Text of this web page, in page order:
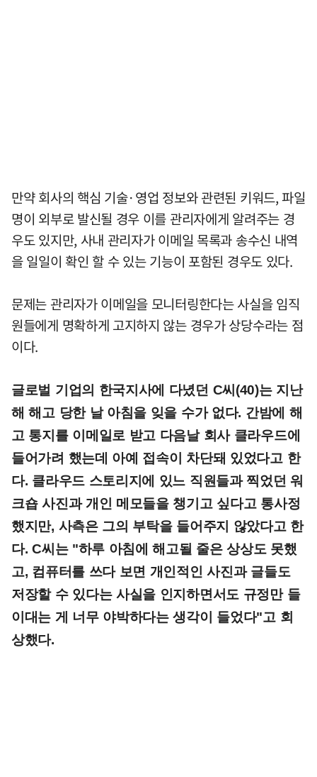
만약 회사의 핵심 기술·영업 정보와 관련된 키워드, 파일
명이 외부로 발신될 경우 이를 관리자에게 알려주는 경
우도 있지만, 사내 관리자가 이메일 목록과 송수신 내역
을 일일이 확인 할 수 있는 기능이 포함된 경우도 있다.
문제는 관리자가 이메일을 모니터링한다는 사실을 임직
원들에게 명확하게 고지하지 않는 경우가 상당수라는 점
이다.
글로벌 기업의 한국지사에 다녔던 C씨(40)는 지난
해 해고 당한 날 아침을 잊을 수가 없다. 간밤에 해
고 통지를 이메일로 받고 다음날 회사 클라우드에
들어가려 했는데 아예 접속이 차단돼 있었다고 한
다. 클라우드 스토리지에 있느 직원들과 찍었던 워
크숍 사진과 개인 메모들을 챙기고 싶다고 통사정
했지만, 사측은 그의 부탁을 들어주지 않았다고 한
다. C씨는 "하루 아침에 해고될 줄은 상상도 못했
고, 컴퓨터를 쓰다 보면 개인적인 사진과 글들도
저장할 수 있다는 사실을 인지하면서도 규정만 들
이대는 게 너무 야박하다는 생각이 들었다"고 회
상했다.